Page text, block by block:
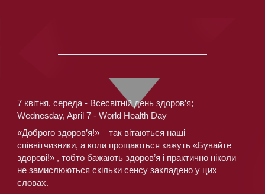
7 квітня, середа - Всесвітній день здоров’я;
Wednesday, April 7 - World Health Day
«Доброго здоров’я!» – так вітаються наші
співвітчизники, а коли прощаються кажуть «Бувайте
здорові!» , тобто бажають здоров’я і практично ніколи
не замислюються скільки сенсу закладено у цих
словах.